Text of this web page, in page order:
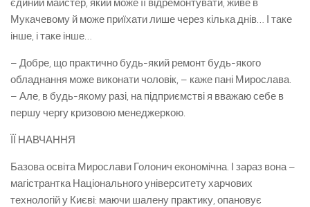
єдиний майстер, який може її відремонтувати, живе в
Мукачевому й може приїхати лише через кілька днів… І таке
інше, і таке інше…
– Добре, що практично будь-який ремонт будь-якого
обладнання може виконати чоловік, – каже пані Мирослава.
– Але, в будь-якому разі, на підприємстві я вважаю себе в
першу чергу кризовою менеджеркою.
ЇЇ НАВЧАННЯ
Базова освіта Мирослави Голонич економічна. І зараз вона –
магістрантка Національного університету харчових
технологій у Києві: маючи шалену практику, опановує